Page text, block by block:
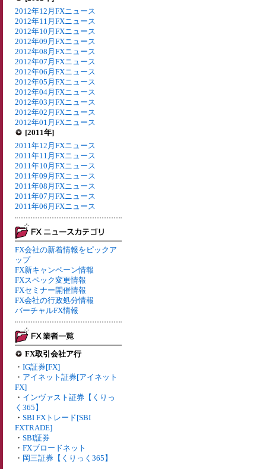
2012年12月FXニュース
2012年11月FXニュース
2012年10月FXニュース
2012年09月FXニュース
2012年08月FXニュース
2012年07月FXニュース
2012年06月FXニュース
2012年05月FXニュース
2012年04月FXニュース
2012年03月FXニュース
2012年02月FXニュース
2012年01月FXニュース
[2011年]
2011年12月FXニュース
2011年11月FXニュース
2011年10月FXニュース
2011年09月FXニュース
2011年08月FXニュース
2011年07月FXニュース
2011年06月FXニュース
FX会社の新着情報をピックア
ップ
FX新キャンペーン情報
FXスペック変更情報
FXセミナー開催情報
FX会社の行政処分情報
バーチャルFX情報
FX取引会社ア行
・ IG証券[FX]
・ アイネット証券[アイネット
FX]
・ インヴァスト証券【くりっ
く365】
・ SBI FXトレード[SBI
FXTRADE]
・ SBI証券
・ FXブロードネット
・ 岡三証券【くりっく365】